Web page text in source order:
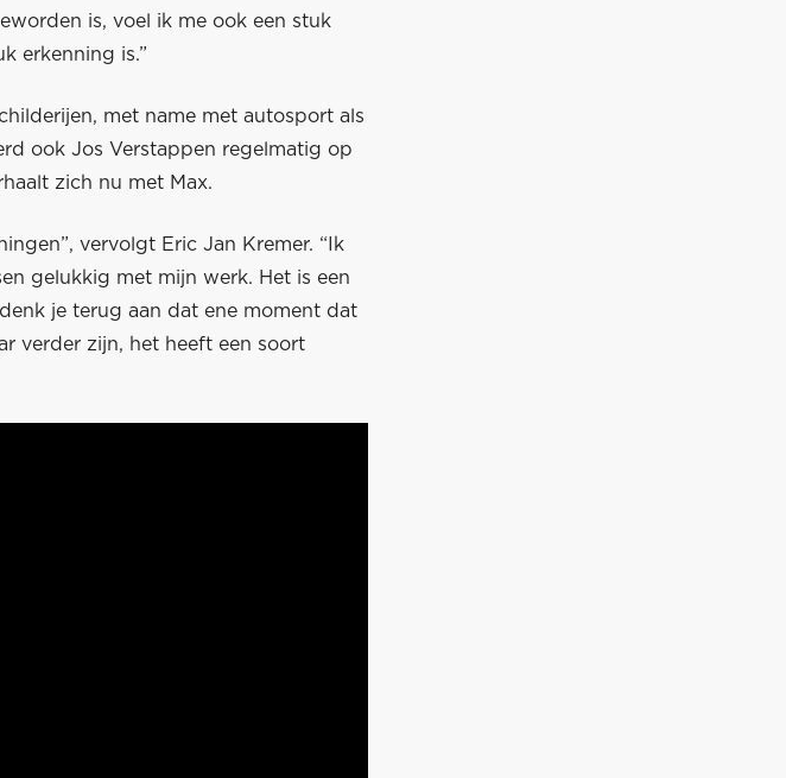
is, voel ik me ook een stuk
erkenning is.”
met name met autosport als
ook Jos Verstappen regelmatig op
zich nu met Max.
vervolgt Eric Jan Kremer. “Ik
gelukkig met mijn werk. Het is een
je terug aan dat ene moment dat
verder zijn, het heeft een soort